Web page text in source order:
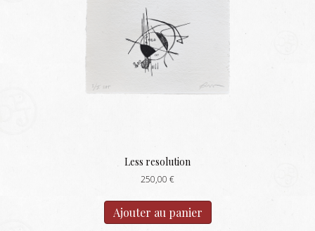
Less resolution
250,00 €
Ajouter au panier